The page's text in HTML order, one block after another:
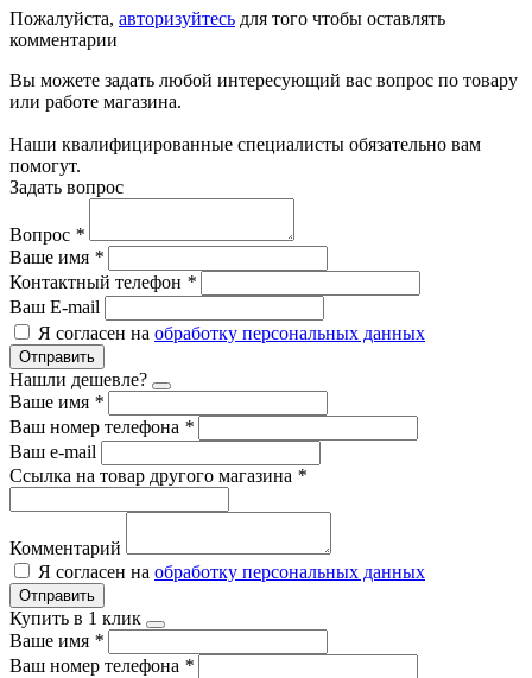
Пожалуйста, авторизуйтесь для того чтобы оставлять
комментарии
Вы можете задать любой интересующий вас вопрос по товару
или работе магазина.
Наши квалифицированные специалисты обязательно вам
помогут.
Задать вопрос
Вопрос *
Ваше имя *
Контактный телефон *
Ваш E-mail
Я согласен на обработку персональных данных
Отправить
Нашли дешевле?
Ваше имя *
Ваш номер телефона *
Ваш e-mail
Ссылка на товар другого магазина *
Комментарий
Я согласен на обработку персональных данных
Отправить
Купить в 1 клик
Ваше имя *
Ваш номер телефона *